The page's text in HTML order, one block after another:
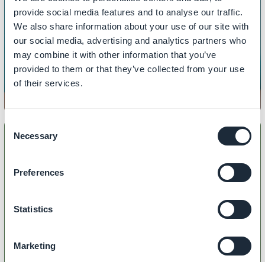
provide social media features and to analyse our traffic.
We also share information about your use of our site with
our social media, advertising and analytics partners who
may combine it with other information that you’ve
provided to them or that they’ve collected from your use
of their services.
Consent
Selection
Necessary
Preferences
Statistics
Marketing
MARKNADSFÖRING
Så här skapar du rabattkoder